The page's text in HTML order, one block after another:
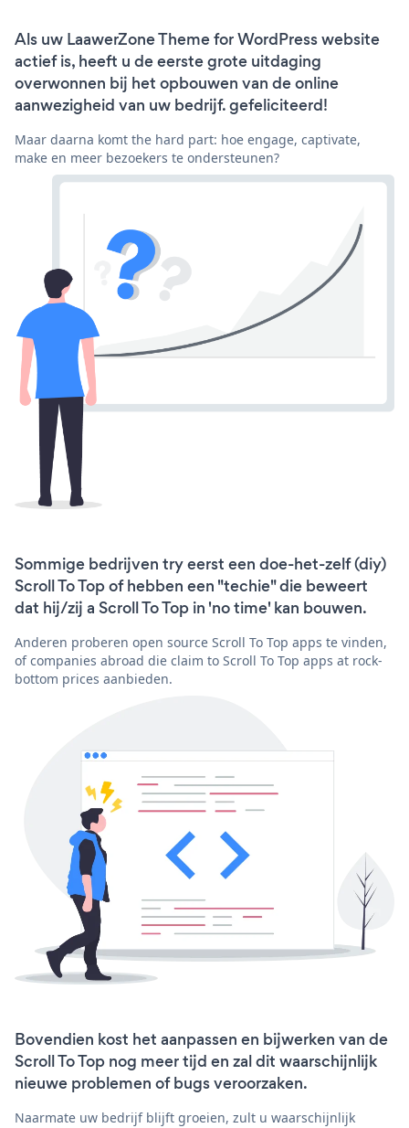
Als uw LaawerZone Theme for WordPress website
actief is, heeft u de eerste grote uitdaging
overwonnen bij het opbouwen van de online
aanwezigheid van uw bedrijf. gefeliciteerd!
Maar daarna komt the hard part: hoe engage, captivate,
make en meer bezoekers te ondersteunen?
Sommige bedrijven try eerst een doe-het-zelf (diy)
Scroll To Top of hebben een "techie" die beweert
dat hij/zij a Scroll To Top in 'no time' kan bouwen.
Anderen proberen open source Scroll To Top apps te vinden,
of companies abroad die claim to Scroll To Top apps at rock-
bottom prices aanbieden.
Bovendien kost het aanpassen en bijwerken van de
Scroll To Top nog meer tijd en zal dit waarschijnlijk
nieuwe problemen of bugs veroorzaken.
Naarmate uw bedrijf blijft groeien, zult u waarschijnlijk